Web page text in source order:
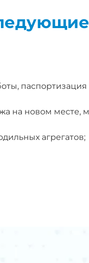
паспортизация
на новом месте,
агрегатов;